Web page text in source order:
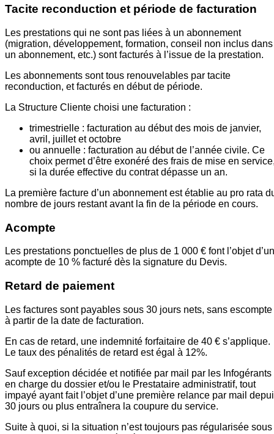
Tacite reconduction et période de facturation
Les prestations qui ne sont pas liées à un abonnement
(migration, développement, formation, conseil non inclus dans
un abonnement, etc.) sont facturés à l’issue de la prestation.
Les abonnements sont tous renouvelables par tacite
reconduction, et facturés en début de période.
La Structure Cliente choisi une facturation :
trimestrielle : facturation au début des mois de janvier,
avril, juillet et octobre
ou annuelle : facturation au début de l’année civile. Ce
choix permet d’être exonéré des frais de mise en
si la durée effective du contrat dépasse un an.
La première facture d’un abonnement est établie au pro rata
nombre de jours restant avant la fin de la période en cours.
Acompte
Les prestations ponctuelles de plus de 1 000 € font l’objet d’un
acompte de 10 % facturé dès la signature du Devis.
Retard de paiement
Les factures sont payables sous 30 jours nets, sans escompte
à partir de la date de facturation.
En cas de retard, une indemnité forfaitaire de 40 € s’applique.
Le taux des pénalités de retard est égal à 12%.
Sauf exception décidée et notifiée par mail par les Infogérants
en charge du dossier et/ou le Prestataire administratif, tout
impayé ayant fait l’objet d’une première relance par mail
30 jours ou plus entraînera la coupure du service.
Suite à quoi, si la situation n’est toujours pas régularisée sous